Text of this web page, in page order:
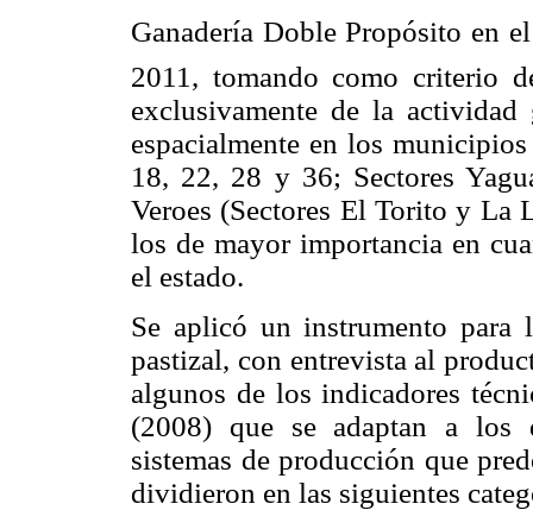
Ganadería Doble Propósito en
2011, tomando como criterio
exclusivamente de la actividad
espacialmente en los
18, 22, 28 y 36; Sectores
Veroes (Sectores El Torito y La
los de mayor importancia en
el estado.
Se aplicó un instrumento para
pastizal, con entrevista al
algunos de los indicadores
(2008) que se adaptan a los
sistemas de producción que
dividieron en las siguientes